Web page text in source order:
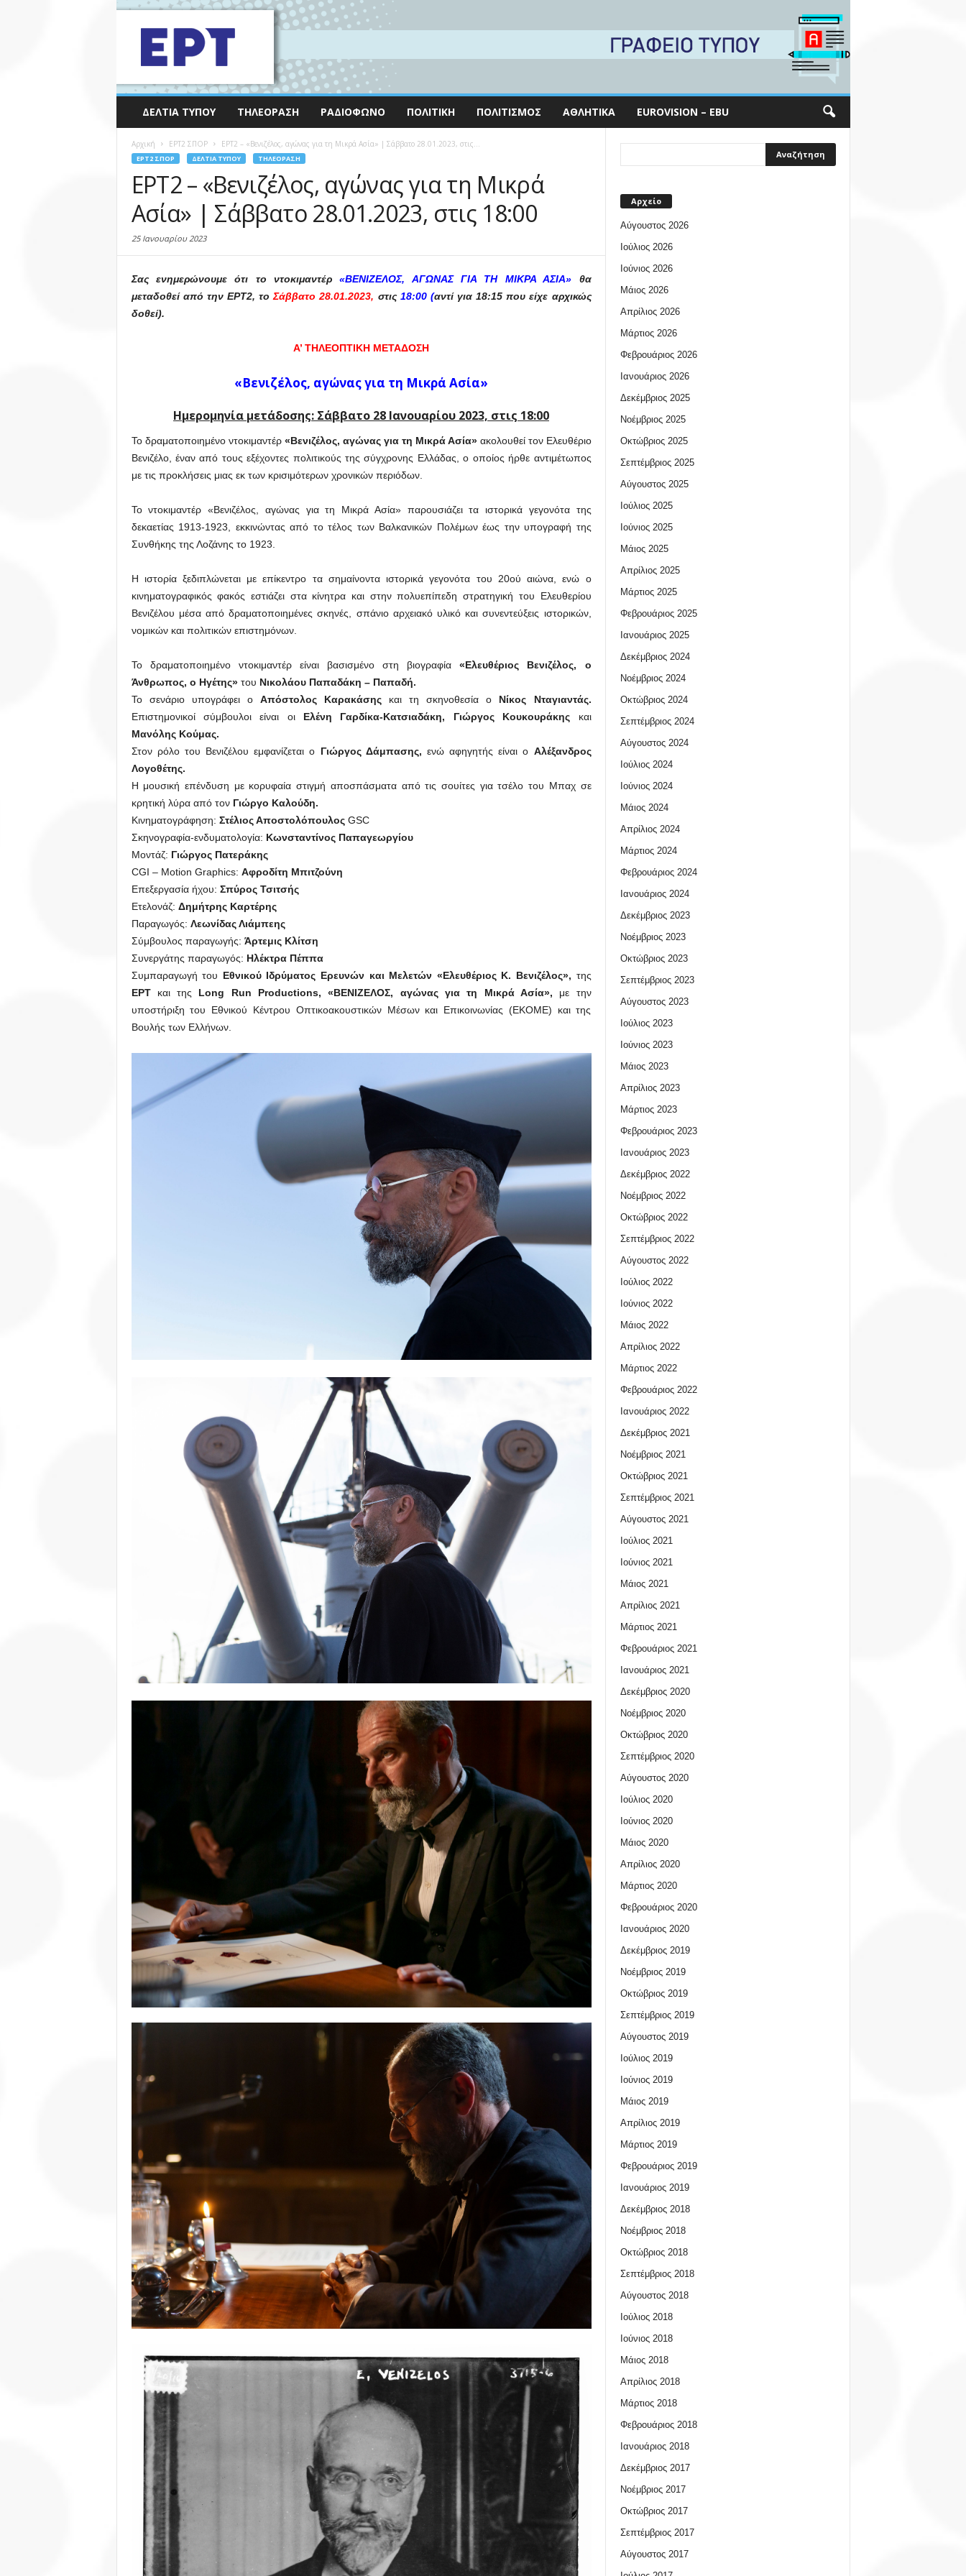
ΔΕΛΤΊΑ ΤΎΠΟΥ ΤΗΛΕΌΡΑΣΗ ΡΑΔΙΌΦΩΝΟ ΠΟΛΙΤΙΚΉ ΠΟΛΙΤΙΣΜΌΣ ΑΘΛΗΤΙΚΆ EUROVISION – EBU
Αρχική EΡΤ2 ΣΠΟΡ ΕΡΤ2 – «Βενιζέλος, αγώνας για τη Μικρά Ασία» | Σάββατο 28.01.2023, στις...
EΡΤ2 ΣΠΟΡ ΔΕΛΤΊΑ ΤΎΠΟΥ ΤΗΛΕΌΡΑΣΗ
ΕΡΤ2 – «Βενιζέλος, αγώνας για τη Μικρά
Ασία» | Σάββατο 28.01.2023, στις 18:00
25 Ιανουαρίου 2023
Σας ενημερώνουμε ότι το ντοκιμαντέρ«ΒΕΝΙΖΕΛΟΣ, ΑΓΩΝΑΣ ΓΙΑ ΤΗ ΜΙΚΡΑ ΑΣΙΑ» θα
μεταδοθεί από την ΕΡΤ2, τοΣάββατο 28.01.2023, στις 18:00 (αντί για 18:15 που είχε αρχικώς
δοθεί).
Α’ ΤΗΛΕΟΠΤΙΚΗ ΜΕΤΑΔΟΣΗ
«Βενιζέλος, αγώνας για τη Μικρά Ασία»
Ημερομηνία μετάδοσης: Σάββατο 28 Ιανουαρίου 2023, στις 18:00
Το δραματοποιημένο ντοκιμαντέρ «Βενιζέλος, αγώνας για τη Μικρά Ασία»ακολουθεί τον Ελευθέριο
Βενιζέλο, έναν από τους εξέχοντες πολιτικούς της σύγχρονης Ελλάδας, ο οποίος ήρθε αντιμέτωπος
με τις προκλήσεις μιας εκ των κρισιμότερων χρονικών περιόδων.
Το ντοκιμαντέρ «Βενιζέλος, αγώνας για τη Μικρά Ασία» παρουσιάζει τα ιστορικά γεγονότα της
δεκαετίας 1913-1923, εκκινώντας από το τέλος των Βαλκανικών Πολέμων έως την υπογραφή της
Συνθήκης της Λοζάνης το 1923.
Η ιστορία ξεδιπλώνεται με επίκεντρο τα σημαίνοντα ιστορικά γεγονότα του 20ού αιώνα, ενώ ο
κινηματογραφικός φακός εστιάζει στα κίνητρα και στην πολυεπίπεδη στρατηγική του Ελευθερίου
Βενιζέλου μέσα από δραματοποιημένες σκηνές, σπάνιο αρχειακό υλικό και συνεντεύξεις ιστορικών,
νομικών και πολιτικών επιστημόνων.
Το δραματοποιημένο ντοκιμαντέρ είναι βασισμένο στη βιογραφία«Ελευθέριος Βενιζέλος, ο
Άνθρωπος, ο Ηγέτης»του Νικολάου Παπαδάκη – Παπαδή.
Το σενάριο υπογράφει ο Απόστολος Καρακάσηςκαι τη σκηνοθεσία ο Νίκος Νταγιαντάς.
Επιστημονικοί σύμβουλοι είναι οι Ελένη Γαρδίκα-Κατσιαδάκη, Γιώργος Κουκουράκης και
Μανόλης Κούμας.
Στον ρόλο του Βενιζέλου εμφανίζεται ο Γιώργος Δάμπασης, ενώ αφηγητής είναι ο Αλέξανδρος
Λογοθέτης.
Η μουσική επένδυση με κορυφαία στιγμή αποσπάσματα από τις σουίτες για τσέλο του Μπαχ σε
κρητική λύρα από τον Γιώργο Καλούδη.
Κινηματογράφηση: Στέλιος ΑποστολόπουλοςGSC
Σκηνογραφία-ενδυματολογία: Κωνσταντίνος Παπαγεωργίου
Μοντάζ: Γιώργος Πατεράκης
CGI – Motion Graphics: Αφροδίτη Μπιτζούνη
Επεξεργασία ήχου: Σπύρος Τσιτσής
Ετελονάζ: Δημήτρης Καρτέρης
Παραγωγός: Λεωνίδας Λιάμπεης
Σύμβουλος παραγωγής: Άρτεμις Κλίτση
Συνεργάτης παραγωγός: Ηλέκτρα Πέππα
Συμπαραγωγή του Εθνικού Ιδρύματος Ερευνών και Μελετών «Ελευθέριος Κ. Βενιζέλος», της
ΕΡΤκαι της Long Run Productions, «ΒΕΝΙΖΕΛΟΣ, αγώνας για τη Μικρά Ασία», με την
υποστήριξη του Εθνικού Κέντρου Οπτικοακουστικών Μέσων και Επικοινωνίας (ΕΚΟΜΕ) και της
Βουλής των Ελλήνων.
Αρχείο
Αύγουστος 2026
Ιούλιος 2026
Ιούνιος 2026
Μάιος 2026
Απρίλιος 2026
Μάρτιος 2026
Φεβρουάριος 2026
Ιανουάριος 2026
Δεκέμβριος 2025
Νοέμβριος 2025
Οκτώβριος 2025
Σεπτέμβριος 2025
Αύγουστος 2025
Ιούλιος 2025
Ιούνιος 2025
Μάιος 2025
Απρίλιος 2025
Μάρτιος 2025
Φεβρουάριος 2025
Ιανουάριος 2025
Δεκέμβριος 2024
Νοέμβριος 2024
Οκτώβριος 2024
Σεπτέμβριος 2024
Αύγουστος 2024
Ιούλιος 2024
Ιούνιος 2024
Μάιος 2024
Απρίλιος 2024
Μάρτιος 2024
Φεβρουάριος 2024
Ιανουάριος 2024
Δεκέμβριος 2023
Νοέμβριος 2023
Οκτώβριος 2023
Σεπτέμβριος 2023
Αύγουστος 2023
Ιούλιος 2023
Ιούνιος 2023
Μάιος 2023
Απρίλιος 2023
Μάρτιος 2023
Φεβρουάριος 2023
Ιανουάριος 2023
Δεκέμβριος 2022
Νοέμβριος 2022
Οκτώβριος 2022
Σεπτέμβριος 2022
Αύγουστος 2022
Ιούλιος 2022
Ιούνιος 2022
Μάιος 2022
Απρίλιος 2022
Μάρτιος 2022
Φεβρουάριος 2022
Ιανουάριος 2022
Δεκέμβριος 2021
Νοέμβριος 2021
Οκτώβριος 2021
Σεπτέμβριος 2021
Αύγουστος 2021
Ιούλιος 2021
Ιούνιος 2021
Μάιος 2021
Απρίλιος 2021
Μάρτιος 2021
Φεβρουάριος 2021
Ιανουάριος 2021
Δεκέμβριος 2020
Νοέμβριος 2020
Οκτώβριος 2020
Σεπτέμβριος 2020
Αύγουστος 2020
Ιούλιος 2020
Ιούνιος 2020
Μάιος 2020
Απρίλιος 2020
Μάρτιος 2020
Φεβρουάριος 2020
Ιανουάριος 2020
Δεκέμβριος 2019
Νοέμβριος 2019
Οκτώβριος 2019
Σεπτέμβριος 2019
Αύγουστος 2019
Ιούλιος 2019
Ιούνιος 2019
Μάιος 2019
Απρίλιος 2019
Μάρτιος 2019
Φεβρουάριος 2019
Ιανουάριος 2019
Δεκέμβριος 2018
Νοέμβριος 2018
Οκτώβριος 2018
Σεπτέμβριος 2018
Αύγουστος 2018
Ιούλιος 2018
Ιούνιος 2018
Μάιος 2018
Απρίλιος 2018
Μάρτιος 2018
Φεβρουάριος 2018
Ιανουάριος 2018
Δεκέμβριος 2017
Νοέμβριος 2017
Οκτώβριος 2017
Σεπτέμβριος 2017
Αύγουστος 2017